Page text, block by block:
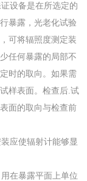
设备是在所选定的
暴露，光老化试验
可将辐照度测定装
任何暴露的局部不
时的取向。如果需
样表面。检查后.试
面的取向与检查前
应使辐射计能够显
在暴露平面上单位